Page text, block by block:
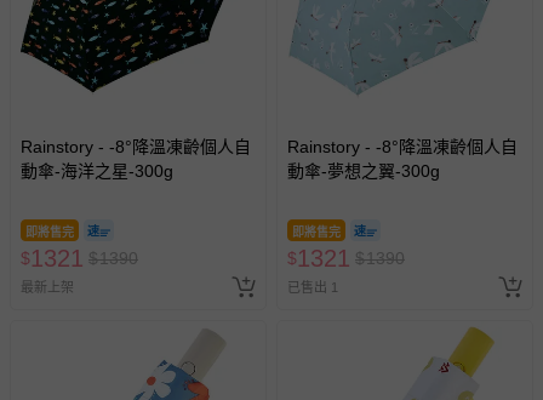
Rainstory - -8°降溫凍齡個人自
動傘-海洋之星-300g
即將售完
$1321 $1390
最新上架
Rainstory - -8°降溫凍齡個人自
動傘-夢想之翼-300g
即將售完
$1321 $1390
已售出 1